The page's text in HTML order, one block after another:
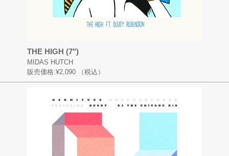
THE HIGH (7")
MIDAS HUTCH
販売価格:¥2,090 （税込）